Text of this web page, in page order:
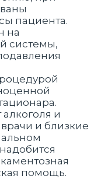
пациента.
на
системы,
и
и близкие
помощь.